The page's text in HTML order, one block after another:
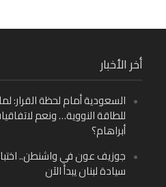
أخر الأخبار
السعودية أمام لحظة القرار:
للطاقة النووية… ونعم
أبراهام؟
جوزيف عون في واشنطن..
سيادة لبنان يبدأ الآن